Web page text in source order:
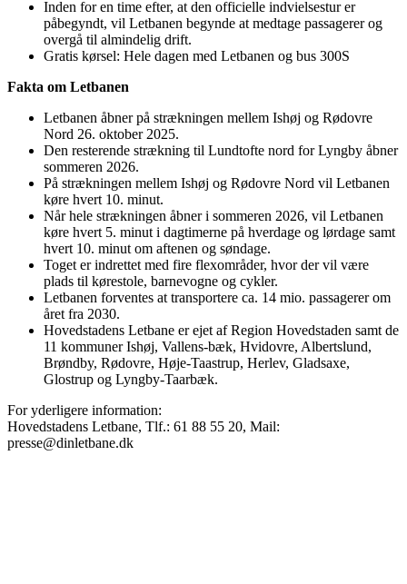
Inden for en time efter, at den officielle indvielsestur er
påbegyndt, vil Letbanen begynde at medtage passagerer og
overgå til almindelig drift.
Gratis kørsel: Hele dagen med Letbanen og bus 300S
Fakta om Letbanen
Letbanen åbner på strækningen mellem Ishøj og Rødovre
Nord 26. oktober 2025.
Den resterende strækning til Lundtofte nord for Lyngby åbner
sommeren 2026.
På strækningen mellem Ishøj og Rødovre Nord vil Letbanen
køre hvert 10. minut.
Når hele strækningen åbner i sommeren 2026, vil Letbanen
køre hvert 5. minut i dagtimerne på hverdage og lørdage samt
hvert 10. minut om aftenen og søndage.
Toget er indrettet med fire flexområder, hvor der vil være
plads til kørestole, barnevogne og cykler.
Letbanen forventes at transportere ca. 14 mio. passagerer om
året fra 2030.
Hovedstadens Letbane er ejet af Region Hovedstaden samt de
11 kommuner Ishøj, Vallens-bæk, Hvidovre, Albertslund,
Brøndby, Rødovre, Høje-Taastrup, Herlev, Gladsaxe,
Glostrup og Lyngby-Taarbæk.
For yderligere information:
Hovedstadens Letbane, Tlf.: 61 88 55 20, Mail:
presse@dinletbane.dk